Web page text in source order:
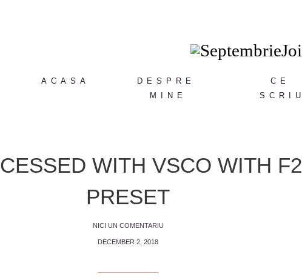
ACASA
DESPRE
MINE
CE
SCRIU
WITH VSCO WITH F2
PRESET
NICI UN COMENTARIU
DECEMBER 2, 2018